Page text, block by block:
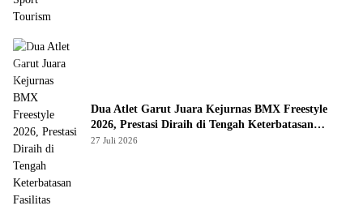
Dua Atlet Garut Juara Kejurnas BMX Freestyle
2026, Prestasi Diraih di Tengah Keterbatasan
Fasilitas
27 Juli 2026